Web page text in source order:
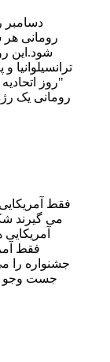
شود.این
"روز
رومانی یک
می گیرند
فقط
جشنواره را